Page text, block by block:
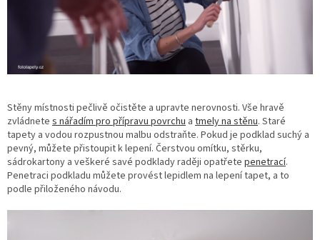
Stěny místnosti pečlivě očistěte a upravte nerovnosti. Vše hravě
zvládnete s nářadím pro přípravu povrchu a tmely na stěnu. Staré
tapety a vodou rozpustnou malbu odstraňte. Pokud je podklad suchý a
pevný, můžete přistoupit k lepení. Čerstvou omítku, stěrku,
sádrokartony a veškeré savé podklady raději opatřete penetrací.
Penetraci podkladu můžete provést lepidlem na lepení tapet, a to
podle přiloženého návodu.